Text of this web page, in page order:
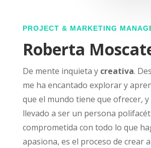
PROJECT & MARKETING
Roberta
De mente inquieta y creativa.
me ha encantado explorar y
que el mundo tiene que ofrecer, y
llevado a ser un persona
comprometida con todo lo que
apasiona, es el proceso de crear